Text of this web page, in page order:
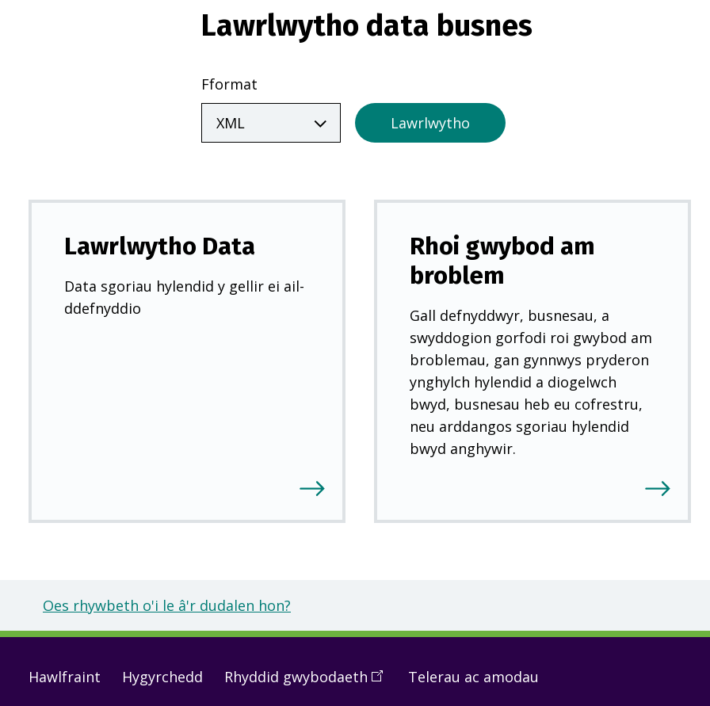
r
t
n
w
y
d
)
Lawrlwytho data busnes
Fformat
Lawrlwytho
Lawrlwytho Data
Data sgoriau hylendid y gellir ei ail-
ddefnyddio
Rhoi gwybod am
broblem
Gall defnyddwyr, busnesau, a
swyddogion gorfodi roi gwybod am
broblemau, gan gynnwys pryderon
ynghylch hylendid a diogelwch
bwyd, busnesau heb eu cofrestru,
neu arddangos sgoriau hylendid
bwyd anghywir.
Oes rhywbeth o'i le â'r dudalen hon?
Footer
Hawlfraint Hygyrchedd Rhyddid gwybodaeth (OpenTelerau ac amodau